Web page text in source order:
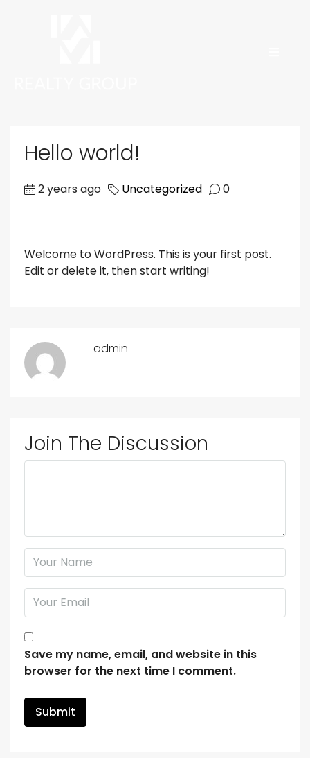
Hello world!
2 years ago Uncategorized 0
Welcome to WordPress. This is your first post.
Edit or delete it, then start writing!
admin
Join The Discussion
Save my name, email, and website in this
browser for the next time I comment.